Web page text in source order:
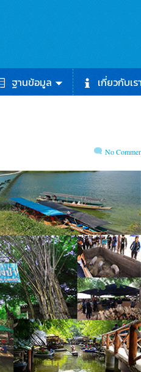
ฐานข้อมูล เกี่ยวกับเร
No